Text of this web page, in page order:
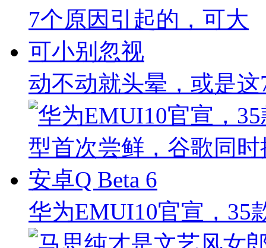
动不动就头晕，或是
华为EMUI10官宣，35